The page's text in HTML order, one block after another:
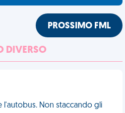
PROSSIMO FML
DIVERSO
Non staccando gli